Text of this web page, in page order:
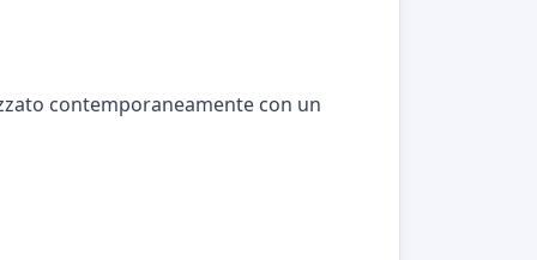
contemporaneamente con un